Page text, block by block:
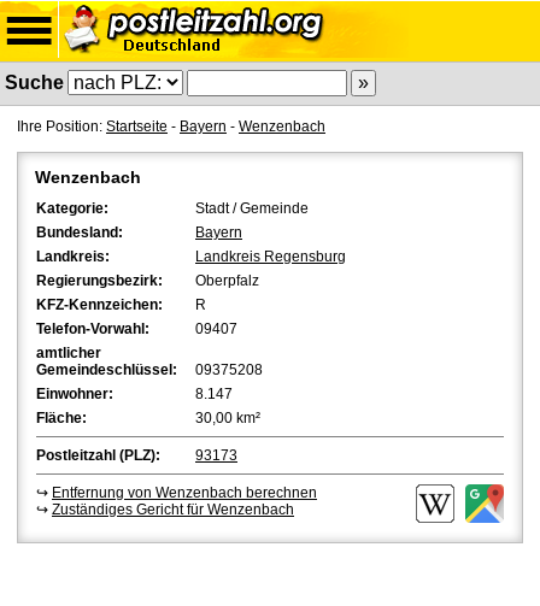
Suche
Ihre Position: Startseite - Bayern - Wenzenbach
Wenzenbach
Kategorie:
Stadt / Gemeinde
Bundesland:
Bayern
Landkreis:
Landkreis Regensburg
Regierungsbezirk:
Oberpfalz
KFZ-Kennzeichen:
R
Telefon-Vorwahl:
09407
amtlicher
Gemeindeschlüssel:
09375208
Einwohner:
8.147
Fläche:
30,00 km²
Postleitzahl (PLZ): 93173
↪ Entfernung von Wenzenbach berechnen
↪ Zuständiges Gericht für Wenzenbach